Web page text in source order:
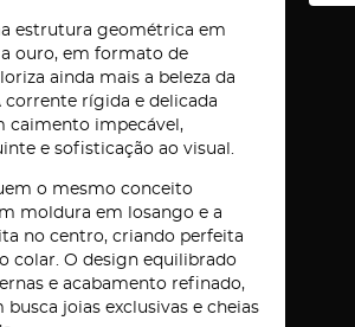
estrutura geométrica em
ouro, em formato de
ainda mais a beleza da
corrente rígida e delicada
caimento impecável,
e sofisticação ao visual.
o mesmo conceito
moldura em losango e a
no centro, criando perfeita
colar. O design equilibrado
e acabamento refinado,
busca joias exclusivas e cheias